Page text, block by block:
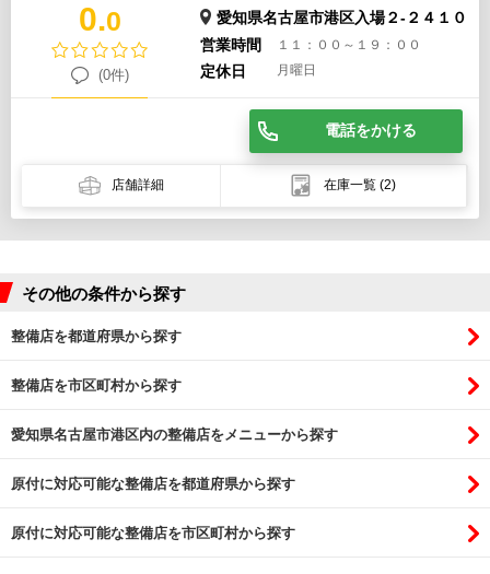
0.0
(0件)
愛知県名古屋市港区入場２-２４１０
営業時間
１１：００～１９：００
定休日 月曜日
電話をかける
店舗詳細 在庫一覧 (2)
その他の条件から探す
整備店を都道府県から探す
整備店を市区町村から探す
愛知県名古屋市港区内の整備店をメニューから探す
原付に対応可能な整備店を都道府県から探す
原付に対応可能な整備店を市区町村から探す